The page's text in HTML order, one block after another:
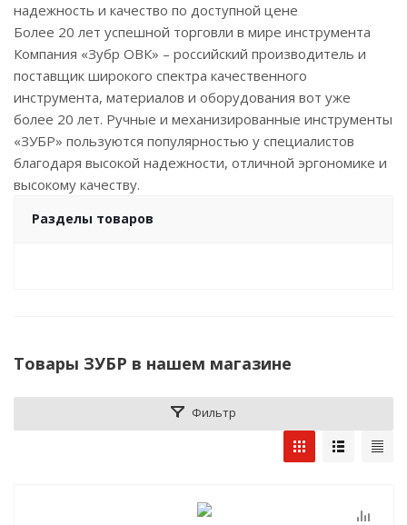
надежность и качество по доступной цене
Более 20 лет успешной торговли в мире инструмента
Компания «Зубр ОВК» – российский производитель и
поставщик широкого спектра качественного
инструмента, материалов и оборудования вот уже
более 20 лет. Ручные и механизированные инструменты
«ЗУБР» пользуются популярностью у специалистов
благодаря высокой надежности, отличной эргономике и
высокому качеству.
Разделы товаров
Товары ЗУБР в нашем магазине
Фильтр